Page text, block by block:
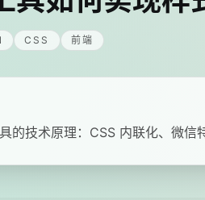
CSS 前端
的技术原理：CSS 内联化、微信